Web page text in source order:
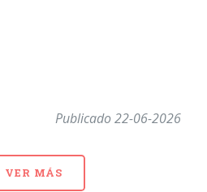
Publicado 22-06-2026
VER MÁS